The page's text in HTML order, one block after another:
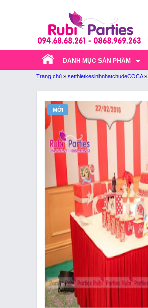
DANH MỤC SẢN PHẨM
Trang chủ » setthietkesinhnhatchudeCOCA»
MỚI